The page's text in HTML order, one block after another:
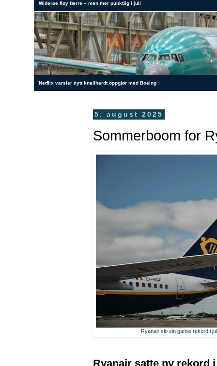
Widerøe fløy færre – men mer punktlig i juli
Netflix varsler nytt knallhardt oppgjør med Boeing
5. august 2025
Sommerboom for
Ryanair slo sin gamle rekord i
Ryanair satte ny rekord